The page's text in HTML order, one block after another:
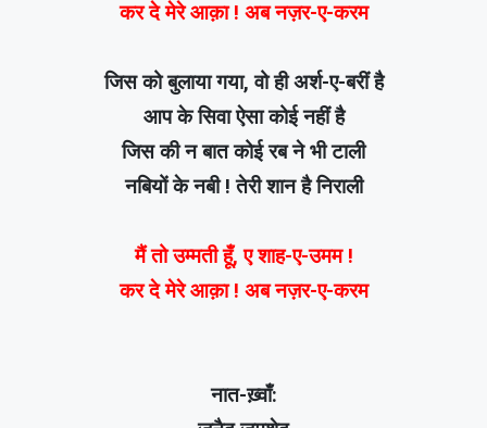
कर दे मेरे आक़ा ! अब नज़र-ए-करम
जिस को बुलाया गया, वो ही अर्श-ए-बरीं है
आप के सिवा ऐसा कोई नहीं है
जिस की न बात कोई रब ने भी टाली
नबियों के नबी ! तेरी शान है निराली
मैं तो उम्मती हूँ, ए शाह-ए-उमम !
कर दे मेरे आक़ा ! अब नज़र-ए-करम
नात-ख़्वाँ: